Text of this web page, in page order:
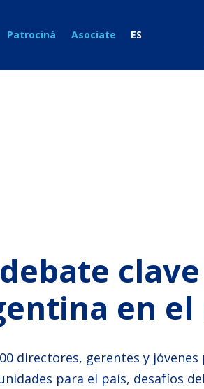
Patrociná Asociate ES
en
directores, gerentes y
para el país, desafíos